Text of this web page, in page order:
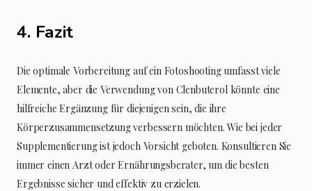
4. Fazit
Die optimale Vorbereitung auf ein Fotoshooting umfasst viele
Elemente, aber die Verwendung von Clenbuterol könnte eine
hilfreiche Ergänzung für diejenigen sein, die ihre
Körperzusammensetzung verbessern möchten. Wie bei jeder
Supplementierung ist jedoch Vorsicht geboten. Konsultieren Sie
immer einen Arzt oder Ernährungsberater, um die besten
Ergebnisse sicher und effektiv zu erzielen.